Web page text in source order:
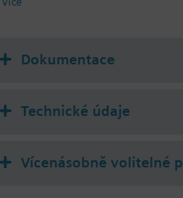
closed circuits
media: Water (to VDI 2035),
Dokumentace
Technické údaje
Vícenásobně volitelné